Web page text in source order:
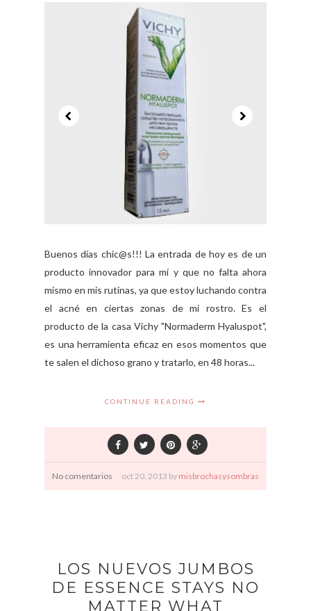
Buenos días chic@s!!! La entrada de hoy es de un
producto innovador para mí y que no falta ahora
mismo en mis rutinas, ya que estoy luchando contra
el acné en ciertas zonas de mi rostro. Es el
producto de la casa Vichy "Normaderm Hyaluspot",
es una herramienta eficaz en esos momentos que
te salen el dichoso grano y tratarlo, en 48 horas...
CONTINUE READING
No comentarios oct20, 2013 by misbrochasysombras
LOS NUEVOS JUMBOS
DE ESSENCE STAYS NO
MATTER WHAT